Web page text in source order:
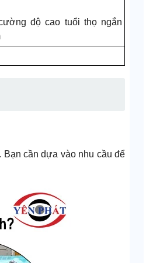
độ cao tuổi thọ ngắn
cần dựa vào nhu cầu để